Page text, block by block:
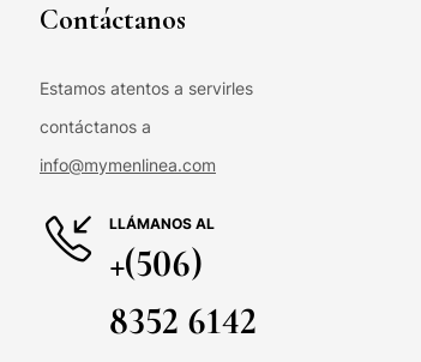
Contáctanos
Estamos atentos a servirles
contáctanos a
info@mymenlinea.com
LLÁMANOS AL
+(506)
8352 6142